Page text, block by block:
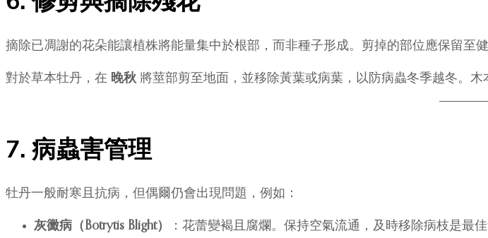
摘除已凋謝的花朵能讓植株將能量集中於根部，而非種子形成。剪掉的部位應保留至健
對於草本牡丹，在 晚秋 將莖部剪至地面，並移除黃葉或病葉，以防病蟲冬季越冬。
7. 病蟲害管理
牡丹一般耐寒且抗病，但偶爾仍會出現問題，例如：
灰黴病（Botrytis Blight）
：花蕾變褐且腐爛。保持空氣流通，及時移除病枝是最佳